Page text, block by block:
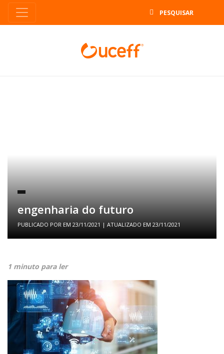
engenharia do futuro
PUBLICADO POR EM 23/11/2021 | ATUALIZADO EM 23/11/2021
1 minuto para ler